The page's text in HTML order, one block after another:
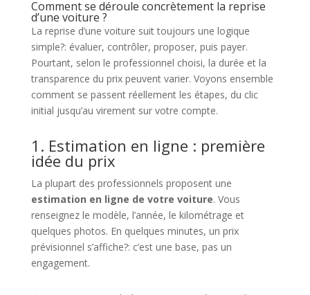
Comment se déroule concrètement la reprise
d’une voiture ?
La reprise d’une voiture suit toujours une logique
simple?: évaluer, contrôler, proposer, puis payer.
Pourtant, selon le professionnel choisi, la durée et la
transparence du prix peuvent varier. Voyons ensemble
comment se passent réellement les étapes, du clic
initial jusqu’au virement sur votre compte.
1. Estimation en ligne : première
idée du prix
La plupart des professionnels proposent une
estimation en ligne de votre voiture. Vous
renseignez le modèle, l’année, le kilométrage et
quelques photos. En quelques minutes, un prix
prévisionnel s’affiche?: c’est une base, pas un
engagement.